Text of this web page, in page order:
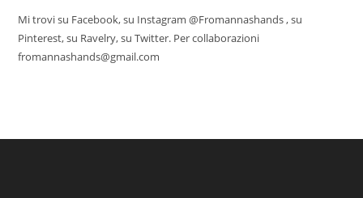
Mi trovi su Facebook, su Instagram @Fromannashands , su
Pinterest, su Ravelry, su Twitter. Per collaborazioni
fromannashands@gmail.com